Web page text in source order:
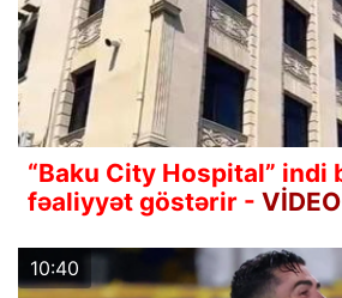
“Baku City Hospital” indi
fəaliyyət göstərir -
10:40